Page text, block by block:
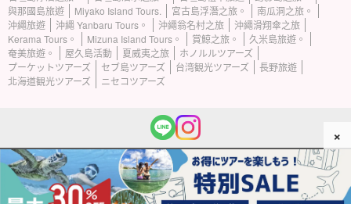
與那國島旅遊
Miyako Island Tours. 宮古島浮潛之旅。
南瓜洞之旅。
沖繩旅遊
沖繩 Yanbaru Tours。 沖繩翁名村之旅
沖繩滑翔傘之旅
Kerama Tours。
Mizuna Island Tours。 賞鯨之旅。
久米島旅遊。
奄美旅遊。
屋久島活動 夏威夷之旅
ホノルルツアーズ
プーケットツアーズ
セブ島ツアーズ 台湾観光ツアーズ
長野旅遊
北海道観光ツアーズ
ニセコツアーズ
(c) 2026 Iriomote Island Tours 保留所有權利。.
×